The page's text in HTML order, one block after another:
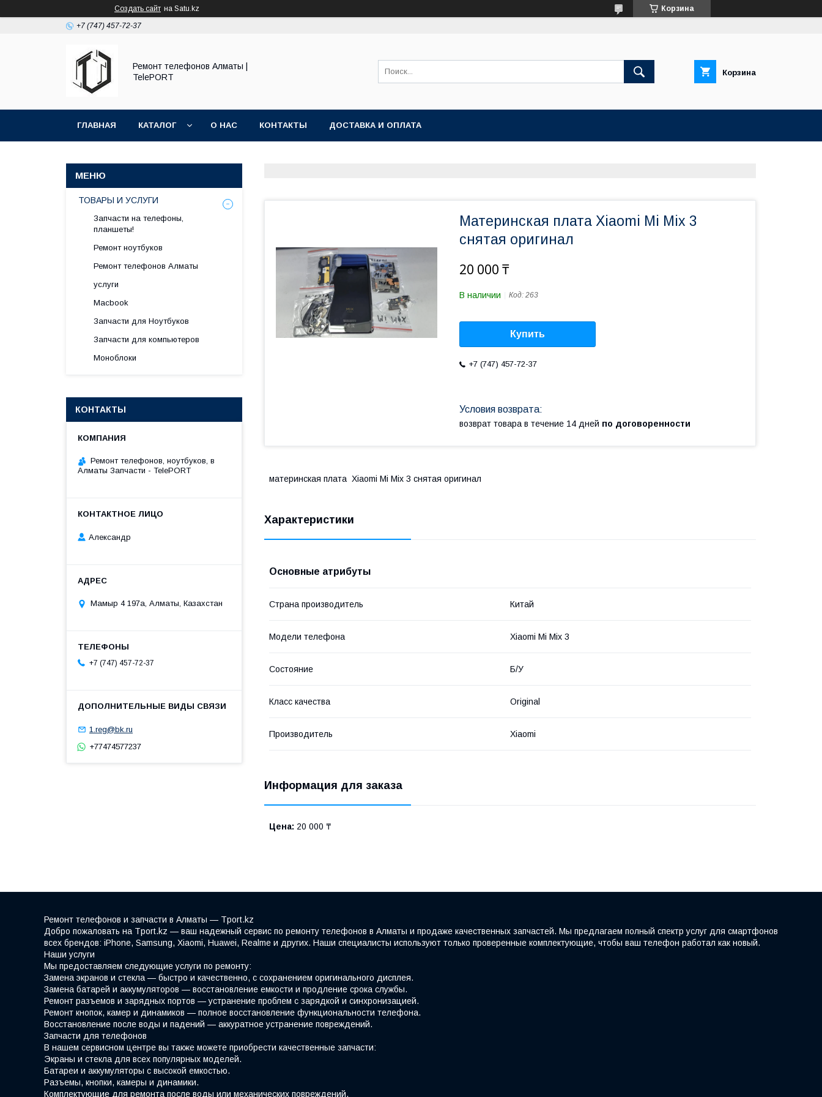
Создать сайт на Satu.kz Корзина
+7 (747) 457-72-37
Ремонт телефонов Алматы |
TelePORT
Корзина
ГЛАВНАЯ КАТАЛОГ О НАС КОНТАКТЫ ДОСТАВКА И ОПЛАТА
Материнская плата Xiaomi Mi Mix 3
снятая оригинал
20 000 ₸
В наличии Код: 263
Купить
+7 (747) 457-72-37
возврат товара в течение 14 дней по договоренности
материнская плата Xiaomi Mi Mix 3 снятая оригинал
Характеристики
Основные атрибуты
Страна производитель Китай
Модели телефона Xiaomi Mi Mix 3
Состояние Б/У
Класс качества Original
Производитель Xiaomi
Информация для заказа
Цена: 20 000 ₸
ТОВАРЫ И УСЛУГИ
Запчасти на телефоны,
планшеты!
Ремонт ноутбуков
Ремонт телефонов Алматы
услуги
Macbook
Запчасти для Ноутбуков
Запчасти для компьютеров
Моноблоки
КОНТАКТЫ
Ремонт телефонов, ноутбуков, в
Алматы Запчасти - TelePORT
Александр
Мамыр 4 197а, Алматы, Казахстан
+7 (747) 457-72-37
1.reg@bk.ru
+77474577237
Ремонт телефонов и запчасти в Алматы — Tport.kz
Добро пожаловать на Tport.kz — ваш надежный сервис по ремонту телефонов в Алматы и продаже качественных запчастей. Мы предлагаем полный спектр услуг для смартфонов
всех брендов: iPhone, Samsung, Xiaomi, Huawei, Realme и других. Наши специалисты используют только проверенные комплектующие, чтобы ваш телефон работал как новый.
Наши услуги
Мы предоставляем следующие услуги по ремонту:
Замена экранов и стекла — быстро и качественно, с сохранением оригинального дисплея.
Замена батарей и аккумуляторов — восстановление емкости и продление срока службы.
Ремонт разъемов и зарядных портов — устранение проблем с зарядкой и синхронизацией.
Ремонт кнопок, камер и динамиков — полное восстановление функциональности телефона.
Восстановление после воды и падений — аккуратное устранение повреждений.
Запчасти для телефонов
В нашем сервисном центре вы также можете приобрести качественные запчасти:
Экраны и стекла для всех популярных моделей.
Батареи и аккумуляторы с высокой емкостью.
Разъемы, кнопки, камеры и динамики.
Комплектующие для ремонта после воды или механических повреждений.